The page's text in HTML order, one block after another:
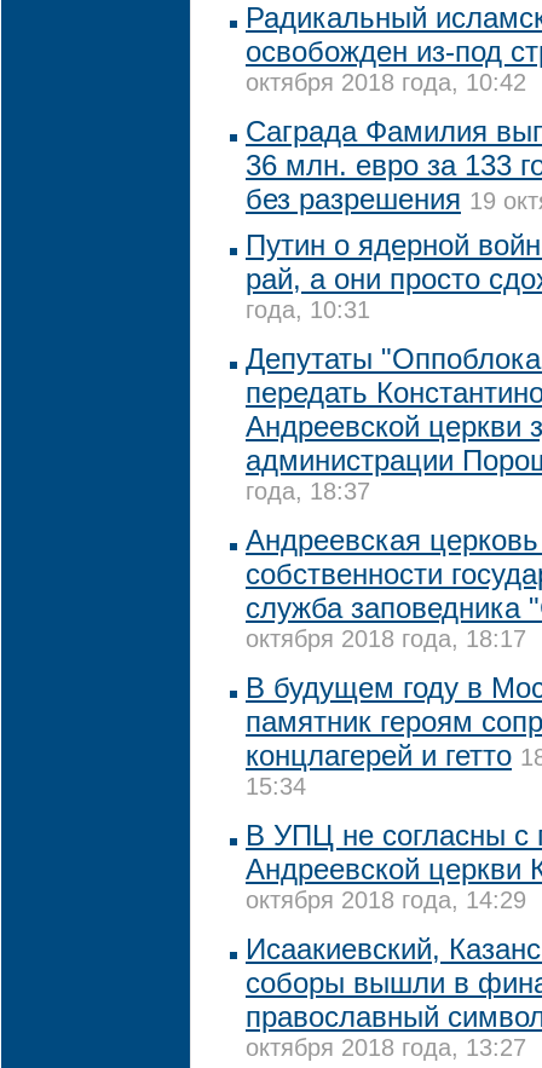
Радикальный
освобожден из-под
октября 2018 года, 10:42
Саграда Фамилия
36 млн. евро за 133
без разрешения 19
Путин о ядерной
рай, а они просто
года, 10:31
Депутаты
передать
Андреевской церкви
администрации
года, 18:37
Андреевская
собственности
служба заповедника
октября 2018 года, 18:17
В будущем году в
памятник героям
концлагерей и гетто
15:34
В УПЦ не согласны с
Андреевской церкви
октября 2018 года, 14:29
Исаакиевский,
соборы вышли в
православный
октября 2018 года, 13:27